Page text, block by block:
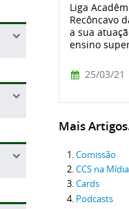
Liga
Recôncavo
a sua
ensino
25/03/21
Mais
Comissão
CCS na Mídia
Cards
Podcasts